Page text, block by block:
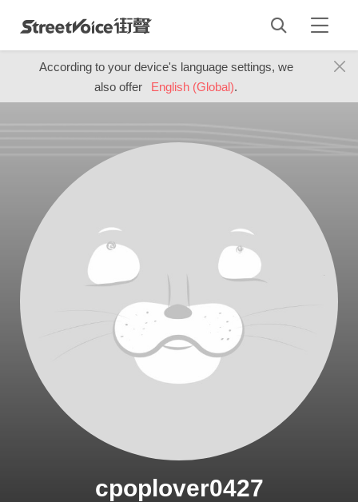
According to your device's language settings, we
also offer
English (Global).
cpoplover0427